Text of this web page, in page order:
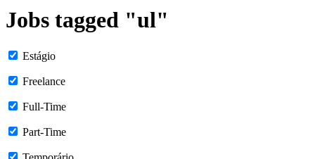
Jobs tagged "ul"
Estágio
Freelance
Full-Time
Part-Time